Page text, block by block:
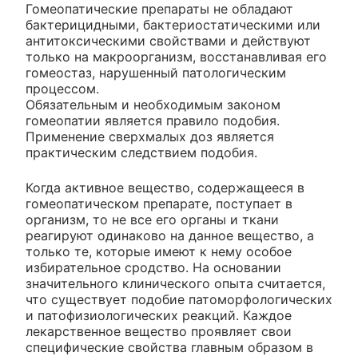
Гомеопатические препараты не обладают
бактерицидными, бактериостатическими или
антитоксическими свойствами и действуют
только на макроорганизм, восстанавливая его
гомеостаз, нарушенный патологическим
процессом.
Обязательным и необходимым законом
гомеопатии является правило подобия.
Применение сверхмалых доз является
практическим следствием подобия.
Когда активное вещество, содержащееся в
гомеопатическом препарате, поступает в
организм, то не все его органы и ткани
реагируют одинаково на данное вещество, а
только те, которые имеют к нему особое
избирательное сродство. На основании
значительного клинического опыта считается,
что существует подобие патоморфологических
и патофизиологических реакций. Каждое
лекарственное вещество проявляет свои
специфические свойства главным образом в